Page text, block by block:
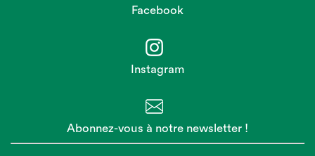
Facebook
Instagram
Abonnez-vous à notre newsletter !